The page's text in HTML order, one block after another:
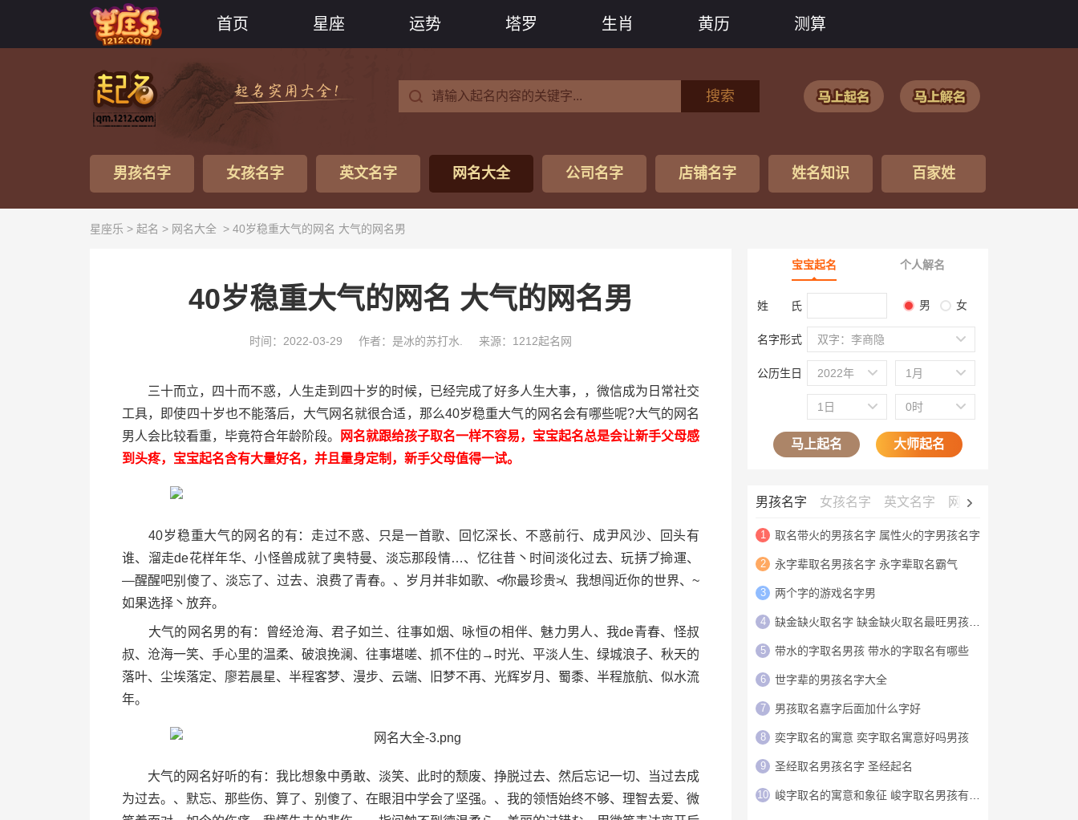
首页 星座 运势 塔罗 生肖 黄历 测算
搜索
男孩名字 女孩名字 英文名字 网名大全 公司名字 店铺名字 姓名知识 百家姓
星座乐 > 起名 > 网名大全 > 40岁稳重大气的网名 大气的网名男
40岁稳重大气的网名 大气的网名男
时间：2022-03-29 作者：是冰的苏打水. 来源：1212起名网
三十而立，四十而不惑，人生走到四十岁的时候，已经完成了好多人生大事，，微信成为日常社交
工具，即使四十岁也不能落后，大气网名就很合适，那么40岁稳重大气的网名会有哪些呢?大气的网名
男人会比较看重，毕竟符合年龄阶段。
网名就跟给孩子取名一样不容易，宝宝起名总是会让新手父母感
到头疼，宝宝起名含有大量好名，并且量身定制，新手父母值得一试。
40岁稳重大气的网名的有：走过不惑、只是一首歌、回忆深长、不惑前行、成尹风沙、回头有
谁、溜走de花样年华、小怪兽成就了奥特曼、淡忘那段情…、忆往昔丶时间淡化过去、玩挵ブ掵運、
—醒醒吧别傻了、淡忘了、过去、浪费了青春。、岁月并非如歌、≮你最珍贵≯、我想闯近你的世界、~
如果选择丶放弃。
大气的网名男的有：曾经沧海、君子如兰、往事如烟、咏恒の相伴、魅力男人、我de青春、怪叔
叔、沧海一笑、手心里的温柔、破浪挽澜、往事堪嗟、抓不住的→时光、平淡人生、绿城浪子、秋天的
落叶、尘埃落定、廖若晨星、半程客梦、漫步、云端、旧梦不再、光辉岁月、蜀黍、半程旅航、似水流
年。
大气的网名好听的有：我比想象中勇敢、淡笑、此时的颓废、挣脱过去、然后忘记一切、当过去成
为过去。、默忘、那些伤、算了、别傻了、在眼泪中学会了坚强。、我的领悟始终不够、理智去爱、微
宝宝起名 个人解名
姓 氏 男 女
名字形式 双字：李商隐
公历生日 2022年 1月
1日 0时
马上起名 大师起名
男孩名字 女孩名字 英文名字 网名大全
1 取名带火的男孩名字 属性火的字男孩名字
2 永字辈取名男孩名字 永字辈取名霸气
3 两个字的游戏名字男
4 缺金缺火取名字 缺金缺火取名最旺男孩名字
5 带水的字取名男孩 带水的字取名有哪些
6 世字辈的男孩名字大全
7 男孩取名嘉字后面加什么字好
8 奕字取名的寓意 奕字取名寓意好吗男孩
9 圣经取名男孩名字 圣经起名
10 峻字取名的寓意和象征 峻字取名男孩有寓意